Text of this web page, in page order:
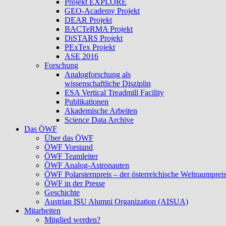
Projekt EXPLORE
GEO-Academy Projekt
DEAR Projekt
BACTeRMA Projekt
DiSTARS Projekt
PExTex Projekt
ASE 2016
Forschung
Analogforschung als
wissenschaftliche Disziplin
ESA Vertical Treadmill Facility
Publikationen
Akademische Arbeiten
Science Data Archive
Das ÖWF
Über das ÖWF
ÖWF Vorstand
ÖWF Teamleiter
ÖWF Analog-Astronauten
ÖWF Polarsternpreis – der österreichische Weltraumpreis
ÖWF in der Presse
Geschichte
Austrian ISU Alumni Organization (AISUA)
Mitarbeiten
Mitglied werden?